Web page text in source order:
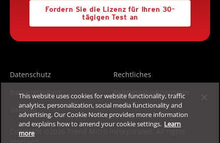
Fordern Sie die Lizenz für Ihren 30-
tägigen Test an
Datenschutz
Rechtliches
Barrierefreiheit
Nutzungsbedingungen
Sitemap
Copyright ©2026 Trend Micro Incorporated. All rights
This website uses cookies for website functionality, traffic
analytics, personalization, social media functionality and
advertising. Our Cookie Notice provides more information
and explains how to amend your cookie settings. Learn
more